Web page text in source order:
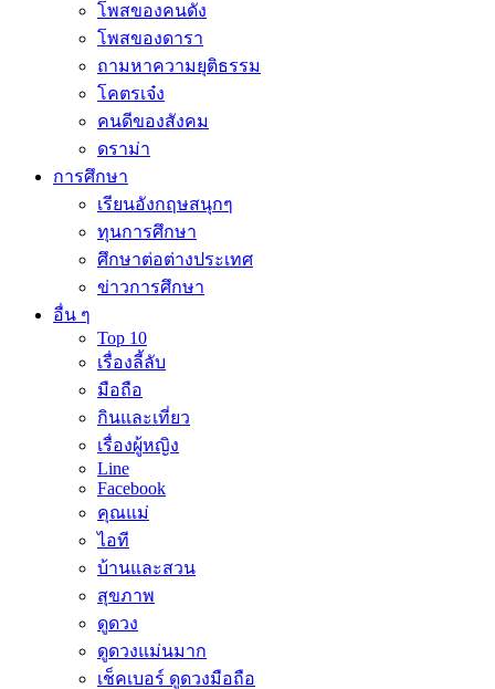
โพสของคนดัง
โพสของดารา
ถามหาความยุติธรรม
โคตรเจ๋ง
คนดีของสังคม
ดราม่า
การศึกษา
เรียนอังกฤษสนุกๆ
ทุนการศึกษา
ศึกษาต่อต่างประเทศ
ข่าวการศึกษา
อื่น ๆ
Top 10
เรื่องลี้ลับ
มือถือ
กินและเที่ยว
เรื่องผู้หญิง
Line
Facebook
คุณแม่
ไอที
บ้านและสวน
สุขภาพ
ดูดวง
ดูดวงแม่นมาก
เช็คเบอร์ ดูดวงมือถือ